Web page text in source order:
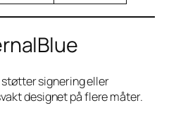
støtter signering eller
designet på flere måter.